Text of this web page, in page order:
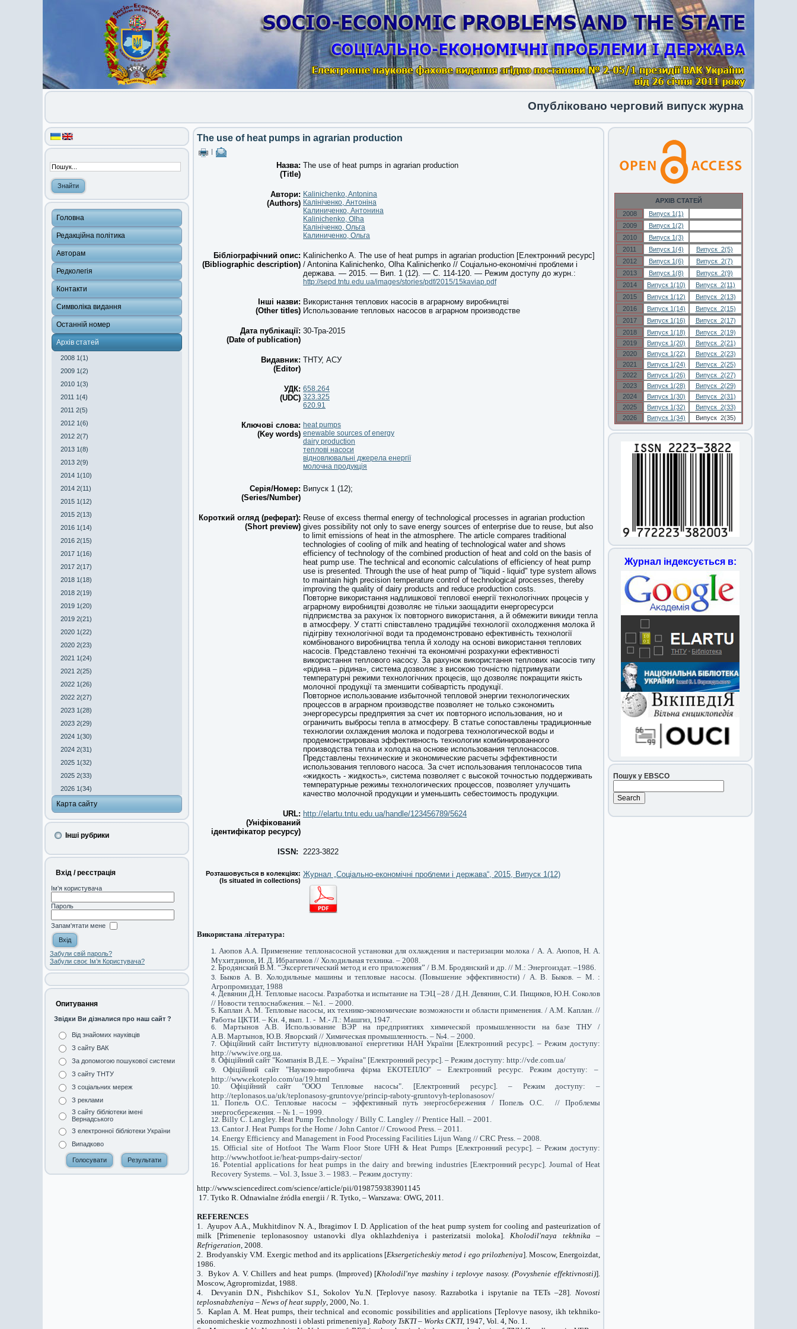
Опубліковано черговий випуск журналу 1 (34) 2026
Головна
Редакційна політика
Авторам
Редколегія
Контакти
Символіка видання
Останній номер
Архів статей
2008 1(1)
2009 1(2)
2010 1(3)
2011 1(4)
2011 2(5)
2012 1(6)
2012 2(7)
2013 1(8)
2013 2(9)
2014 1(10)
2014 2(11)
2015 1(12)
2015 2(13)
2016 1(14)
2016 2(15)
2017 1(16)
2017 2(17)
2018 1(18)
2018 2(19)
2019 1(20)
2019 2(21)
2020 1(22)
2020 2(23)
2021 1(24)
2021 2(25)
2022 1(26)
2022 2(27)
2023 1(28)
2023 2(29)
2024 1(30)
2024 2(31)
2025 1(32)
2025 2(33)
2026 1(34)
Карта сайту
Інші рубрики
Вхід / реєстрація
Ім'я користувача
Пароль
Запам'ятати мене
Забули свій пароль?
Забули своє Ім’я Користувача?
Опитування
Звідки Ви дізналися про наш сайт ?
Від знайомих науківців
З сайту ВАК
За допомогою пошукової системи
З сайту ТНТУ
З соціальних мереж
З реклами
З сайту бібліотеки імені
Вернадського
З електронної бібліотеки України
Випадково
The use of heat pumps in agrarian production
Назва:
(Title)
The use of heat pumps in agrarian production
Автори:
(Authors)
Kalinichenko, Antonina
Калініченко, Антоніна
Калиниченко, Антонина
Kalinichenko, Olha
Калініченко, Ольга
Калиниченко, Ольга
Бібліографічний опис:
(Bibliographic description)
Kalinichenko A. The use of heat pumps in agrarian production [Електронний ресурс]
/ Antonina Kalinichenko, Olha Kalinichenko // Соціально-економічні проблеми і
держава. — 2015. — Вип. 1 (12). — С. 114-120. — Режим доступу до журн.:
http://sepd.tntu.edu.ua/images/stories/pdf/2015/15kaviap.pdf
Інші назви:
(Other titles)
Використання теплових насосів в аграрному виробництві
Использование тепловых насосов в аграрном производстве
Дата публікації:
(Date of publication)
30-Тра-2015
Видавник:
(Editor)
ТНТУ, АСУ
УДК:
(UDC)
658.264
323.325
620.91
Ключові слова:
(Key words)
heat pumps
enewable sources of energy
dairy production
теплові насоси
відновлювальні джерела енергії
молочна продукція
Серія/Номер:
(Series/Number)
Випуск 1 (12);
Короткий огляд (реферат):
(Short preview)
Reuse of excess thermal energy of technological processes in agrarian production
gives possibility not only to save energy sources of enterprise due to reuse, but also
to limit emissions of heat in the atmosphere. The article compares traditional
technologies of cooling of milk and heating of technological water and shows
efficiency of technology of the combined production of heat and cold on the basis of
heat pump use. The technical and economic calculations of efficiency of heat pump
use is presented. Through the use of heat pump of "liquid - liquid" type system allows
to maintain high precision temperature control of technological processes, thereby
improving the quality of dairy products and reduce production costs.
Повторне використання надлишкової теплової енергії технологічних процесів у
аграрному виробництві дозволяє не тільки заощадити енергоресурси
підприємства за рахунок їх повторного використання, а й обмежити викиди тепла
в атмосферу. У статті співставлено традиційні технології охолодження молока й
підігріву технологічної води та продемонстровано ефективність технології
комбінованого виробництва тепла й холоду на основі використання теплових
насосів. Представлено технічні та економічні розрахунки ефективності
використання теплового насосу. За рахунок використання теплових насосів типу
«рідина – рідина», система дозволяє з високою точністю підтримувати
температурні режими технологічних процесів, що дозволяє покращити якість
молочної продукції та зменшити собівартість продукції.
Повторное использование избыточной тепловой энергии технологических
процессов в аграрном производстве позволяет не только сэкономить
энергоресурсы предприятия за счет их повторного использования, но и
ограничить выбросы тепла в атмосферу. В статье сопоставлены традиционные
технологии охлаждения молока и подогрева технологической воды и
продемонстрирована эффективность технологии комбинированного
производства тепла и холода на основе использования теплонасосов.
Представлены технические и экономические расчеты эффективности
использования теплового насоса. За счет использования теплонасосов типа
«жидкость - жидкость», система позволяет с высокой точностью поддерживать
температурные режимы технологических процессов, позволяет улучшить
качество молочной продукции и уменьшить себестоимость продукции.
URL:
(Уніфікований
ідентифікатор ресурсу)
http://elartu.tntu.edu.ua/handle/123456789/5624
ISSN: 2223-3822
Розташовується в колекціях:
(Is situated in collections)
Журнал „Соціально-економічні проблеми і держава“, 2015, Випуск 1(12)
Використана література:
Аюпов А.А. Применение теплонасосной установки для охлаждения и пастеризации молока / А. А. Аюпов, Н. А.
Мухитдинов, И. Д. Ибрагимов // Холодильная техника. – 2008.
Бродянский В.М. “Эксергетический метод и его приложения” / В.М. Бродянский и др. // М.: Энергоиздат. –1986.
Быков А. В. Холодильные машины и тепловые насосы. (Повышение эффективности) / А. В. Быков. – М. :
Агропромиздат, 1988
Девянин Д.Н. Тепловые насосы. Разработка и испытание на ТЭЦ –28 / Д.Н. Девянин, С.И. Пищиков, Ю.Н. Соколов
// Новости теплоснабжения. – №1. – 2000.
Каплан А. М. Тепловые насосы, их технико-экономические возможности и области применения. / А.М. Каплан. //
Работы ЦКТИ. – Кн. 4, вып. 1. - М.- Л.: Машгиз, 1947.
Мартынов А.В. Использование ВЭР на предприятиях химической промышленности на базе ТНУ /
А.В. Мартынов, Ю.В. Яворский // Химическая промышленность. – №4. – 2000.
Офіційний сайт Інституту відновлюваної енергетики НАН України [Електронний ресурс]. – Режим доступу:
http://www.ive.org.ua.
Офіційний сайт "Компанія В.Д.Е. – Україна" [Електронний ресурс]. – Режим доступу: http://vde.com.ua/
Офіційний сайт "Науково-виробнича фірма ЕКОТЕПЛО" – Електронний ресурс. Режим доступу: –
http://www.ekoteplo.com/ua/19.html
Офіційний сайт "ООО Тепловые насосы". [Електронний ресурс]. – Режим доступу: –
http://teplonasos.ua/uk/teplonasosy-gruntovye/princip-raboty-gruntovyh-teplonasosov/
Попель О.С. Тепловые насосы – эффективный путь энергосбережения / Попель О.С. // Проблемы
энергосбережения. – № 1. – 1999.
Billy C. Langley. Heat Pump Technology / Billy C. Langley // Prentice Hall. – 2001.
Cantor J. Heat Pumps for the Home / John Cantor // Crowood Press. – 2011.
Energy Efficiency and Management in Food Processing Facilities Lijun Wang // CRC Press. – 2008.
Official site of Hotfoot The Warm Floor Store UFH & Heat Pumps [Електронний ресурс]. – Режим доступу:
http://www.hotfoot.ie/heat-pumps-dairy-sector/
Potential applications for heat pumps in the dairy and brewing industries [Електронний ресурс]. Journal of Heat
Recovery Systems. – Vol. 3, Issue 3. – 1983. – Режим доступу:
http://www.sciencedirect.com/science/article/pii/0198759383901145
17. Tytko R. Odnawialne źródła energii / R. Tytko, – Warszawa: OWG, 2011.
REFERENCES
1. Ayupov A.A., Mukhitdinov N. A., Ibragimov I. D. Application of the heat pump system for cooling and pasteurization of
milk [Primenenie teplonasosnoy ustanovki dlya okhlazhdeniya i pasterizatsii moloka].Kholodil'naya tekhnika –
Refrigeration, 2008.
2. Brodyanskiy V.M. Exergic method and its applications [Eksergeticheskiy metod i ego prilozheniya]. Moscow, Energoizdat,
1986.
3. Bykov A. V. Chillers and heat pumps. (Improved) [Kholodil'nye mashiny i teplovye nasosy. (Povyshenie effektivnosti)].
Moscow, Agropromizdat, 1988.
4. Devyanin D.N., Pishchikov S.I., Sokolov Yu.N. [Teplovye nasosy. Razrabotka i ispytanie na TETs –28]. Novosti
teplosnabzheniya – News of heat supply, 2000, No. 1.
5. Kaplan A. M. Heat pumps, their technical and economic possibilities and applications [Teplovye nasosy, ikh tekhniko-
ekonomicheskie vozmozhnosti i oblasti primeneniya]. Raboty TsKTI – Works CKTI, 1947, Vol. 4, No. 1.
АРХІВ СТАТЕЙ
2008
Випуск 1(1)
2009
Випуск 1(2)
2010
Випуск 1(3)
2011
Випуск 1(4)
Випуск 2(5)
2012
Випуск 1(6)
Випуск 2(7)
2013
Випуск 1(8)
Випуск 2(9)
2014
Випуск 1(10)
Випуск 2(11)
2015
Випуск 1(12)
Випуск 2(13)
2016
Випуск 1(14)
Випуск 2(15)
2017
Випуск 1(16)
Випуск 2(17)
2018
Випуск 1(18)
Випуск 2(19)
2019
Випуск 1(20)
Випуск 2(21)
2020
Випуск 1(22)
Випуск 2(23)
2021
Випуск 1(24)
Випуск 2(25)
2022
Випуск 1(26)
Випуск 2(27)
2023
Випуск 1(28)
Випуск 2(29)
2024
Випуск 1(30)
Випуск 2(31)
2025
Випуск 1(32)
Випуск 2(33)
2026
Випуск 1(34) Випуск 2(35)
Журнал індексується в:
Пошук у EBSCO